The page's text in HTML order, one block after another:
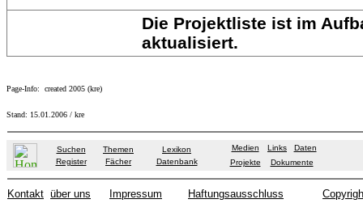
Die Projektliste ist im
aktualisiert.
Page-Info: created 2005 (kre)
Stand: 15.01.2006 / kre
Suchen Themen
Lexikon
Register
Fächer Datenbank
Medien Links
Daten
Projekte
Dokumente
Kontakt über uns Impressum Haftungsausschluss